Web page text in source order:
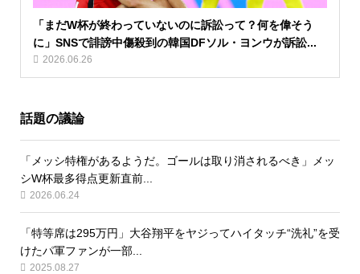
「まだW杯が終わっていないのに訴訟って？何を偉そう
に」SNSで誹謗中傷殺到の韓国DFソル・ヨンウが訴訟...
2026.06.26
話題の議論
「メッシ特権があるようだ。ゴールは取り消されるべき」メッ
シW杯最多得点更新直前...
2026.06.24
「特等席は295万円」大谷翔平をヤジってハイタッチ“洗礼”を受
けたパ軍ファンが一部...
2025.08.27